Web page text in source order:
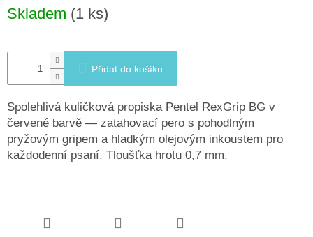
cena:
Skladem (1 ks)
Přidat do košíku
Spolehlivá kuličková propiska Pentel RexGrip BG v
červené barvě — zatahovací pero s pohodlným
pryžovým gripem a hladkým olejovým inkoustem pro
každodenní psaní. Tloušťka hrotu 0,7 mm.